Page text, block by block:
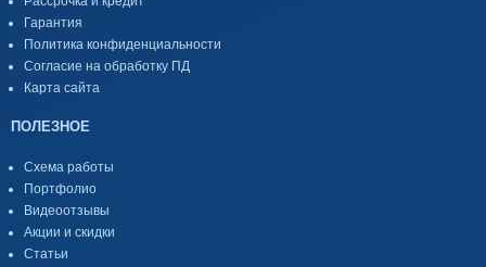
Гарантия
Политика конфиденциальности
Согласие на обработку ПД
Карта сайта
ПОЛЕЗНОЕ
Схема работы
Портфолио
Видеоотзывы
Акции и скидки
Статьи